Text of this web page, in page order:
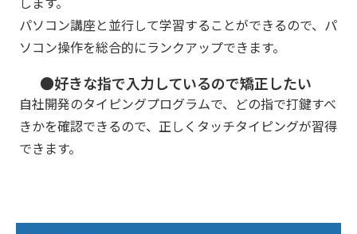
パソコン講座と並行して学習することができるので、パ
ソコン操作を総合的にランクアップできます。
●好きな指で入力しているので矯正したい
自社開発のタイピングプログラムで、どの指で打鍵すべ
きかを確認できるので、正しくタッチタイピングが習得
できます。